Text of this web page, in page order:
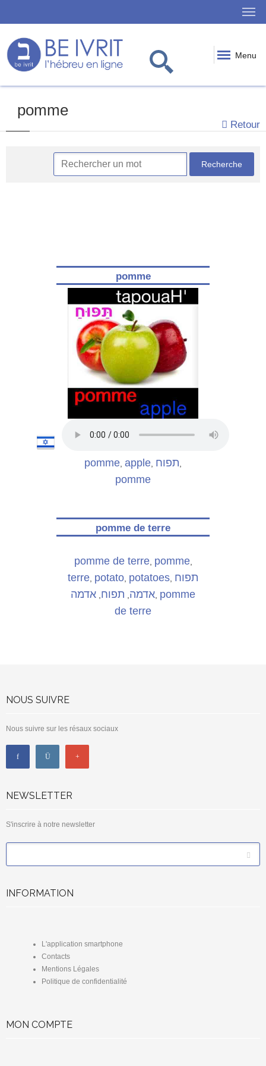
Menu
pomme
Retour
pomme
pomme apple תפוח
pomme
pomme de terre
pomme de terre, pomme,
terre potato potatoes תפוח
אדמה תפוח אדמה
pomme
de terre
NOUS SUIVRE
Nous suivre sur les résaux sociaux
NEWSLETTER
S'inscrire à notre newsletter
INFORMATION
L'application smartphone
Contacts
Mentions Légales
Politique de confidentialité
MON COMPTE